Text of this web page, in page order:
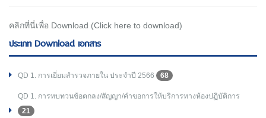
คลิกที่นี่เพื่อ Download (Click here to download)
ประเภท Download เอกสาร
QD 1. การเยี่ยมสำรวจภายใน ประจำปี 2566 68
QD 1. การทบทวนข้อตกลง/สัญญา/คำขอการให้บริการทางห้องปฏิบัติการ
21